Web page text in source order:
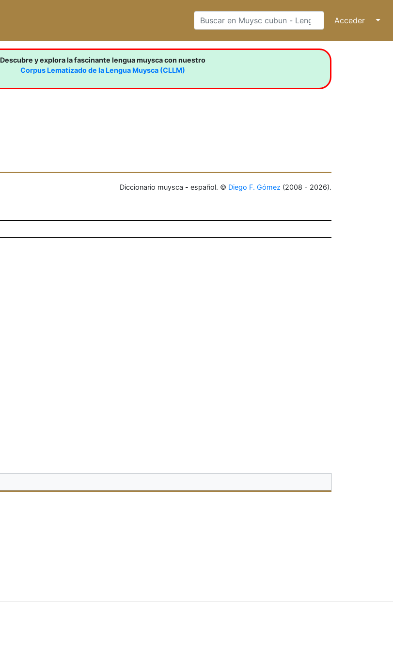
Acceder ↓
Descubre y explora la fascinante lengua muysca con nuestro
Corpus Lematizado de la Lengua Muysca (CLLM)
Diccionario muysca - español. © Diego F. Gómez (2008 - 2026).